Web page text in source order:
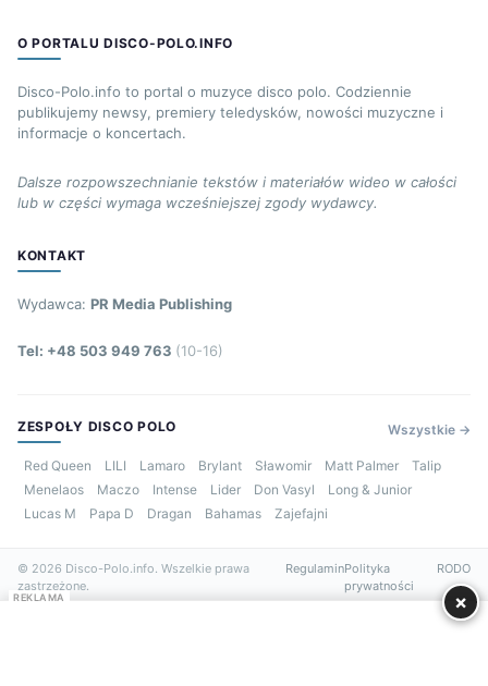
O PORTALU DISCO-POLO.INFO
Disco-Polo.info to portal o muzyce disco polo. Codziennie
publikujemy newsy, premiery teledysków, nowości muzyczne i
informacje o koncertach.
Dalsze rozpowszechnianie tekstów i materiałów wideo w całości
lub w części wymaga wcześniejszej zgody wydawcy.
KONTAKT
Wydawca: PR Media Publishing
Tel: +48 503 949 763 (10-16)
ZESPOŁY DISCO POLO Wszystkie →
Red Queen LILI Lamaro Brylant Sławomir Matt Palmer
Talip
Menelaos
Maczo Intense Lider Don Vasyl
Long & Junior
Lucas M
Papa D Dragan Bahamas Zajefajni
© 2026 Disco-Polo.info. Wszelkie prawa
zastrzeżone.
RegulaminPolityka
prywatności
RODO
REKLAMA ×